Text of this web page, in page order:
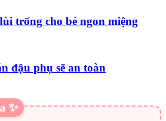
trống cho bé ngon miệng
đậu phụ sẽ an toàn
✨